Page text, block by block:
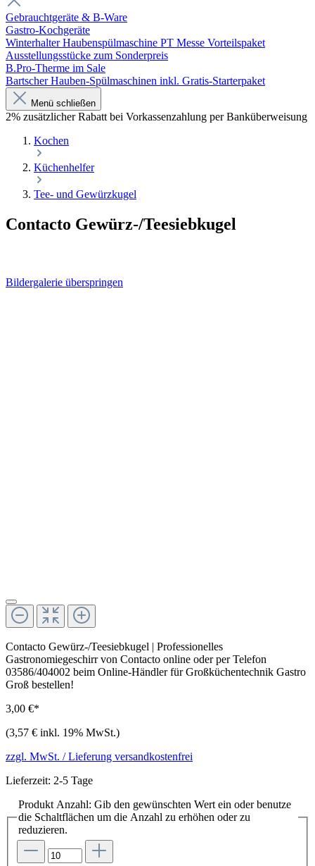
Gebrauchtgeräte & B-Ware
Gastro-Kochgeräte
Winterhalter Haubenspülmaschine PT Messe Vorteilspaket
Ausstellungsstücke zum Sonderpreis
B.Pro-Therme im Sale
Bartscher Hauben-Spülmaschinen inkl. Gratis-Starterpaket
Menü schließen
2% zusätzlicher Rabatt bei Vorkassenzahlung per Banküberweisung
Kochen
Küchenhelfer
Tee- und Gewürzkugel
Contacto Gewürz-/Teesiebkugel
Bildergalerie überspringen
Contacto Gewürz-/Teesiebkugel | Professionelles
Gastronomiegeschirr von Contacto online oder per Telefon
03586/404002 beim Online-Händler für Großküchentechnik Gastro
Groß bestellen!
3,00 €*
(3,57 € inkl. 19% MwSt.)
zzgl. MwSt. / Lieferung versandkostenfrei
Lieferzeit: 2-5 Tage
Produkt Anzahl: Gib den gewünschten Wert ein oder benutze
die Schaltflächen um die Anzahl zu erhöhen oder zu
reduzieren.